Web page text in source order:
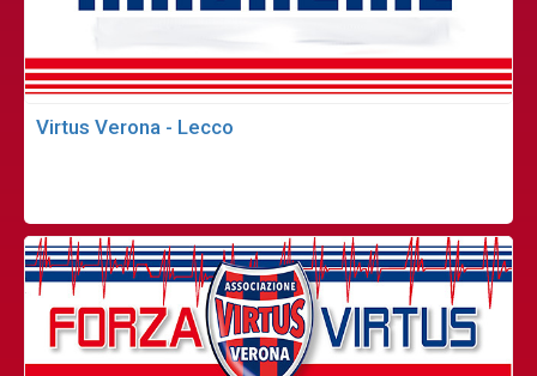
Virtus Verona - Lecco